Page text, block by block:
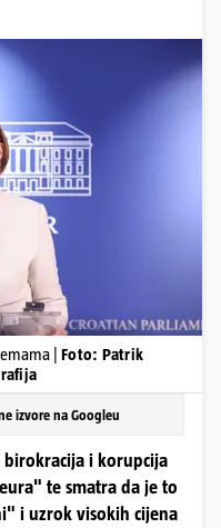
| Foto: Patrik
izvore na Googleu
birokracija i korupcija
te smatra da je to
i uzrok visokih cijena